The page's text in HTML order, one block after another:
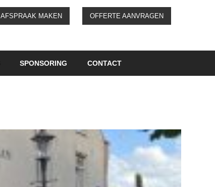
SPONSORING CONTACT
AFSPRAAK MAKEN OFFERTE AANVRAGEN